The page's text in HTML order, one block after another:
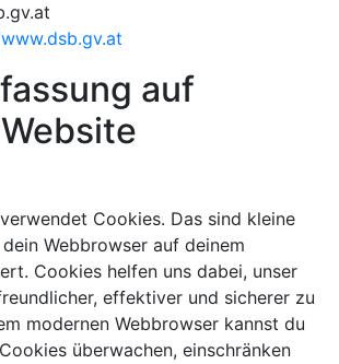
auf
Cookies. Das sind kleine
Webbrowser auf deinem
Cookies helfen uns dabei, unser
effektiver und sicherer zu
modernen Webbrowser kannst du
überwachen, einschränken